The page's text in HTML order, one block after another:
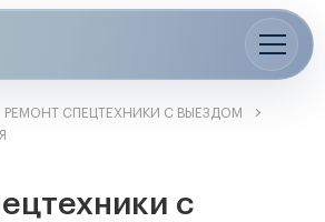
РЕМОНТ СПЕЦТЕХНИКИ С ВЫЕЗДОМ
с